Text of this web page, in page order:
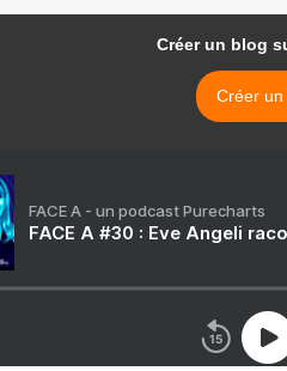
Créer un blog
Créer un
FACE A - un podcast Purecharts
FACE A #30 : Eve Angeli